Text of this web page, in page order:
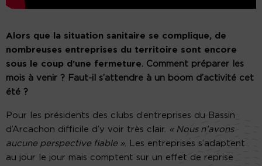
Alors que la situation sanitaire se complique, de
nombreuses entreprises du territoire sont encore
sous le coup d’une fermeture. Comment préparer les
mois à venir ? Faut-il s’attendre à un boom d’activité cet
été ?
Pour les présidents des clubs d’entreprises du Bassin
d’Arcachon difficile d’y voir très clair.
« Nous n’avons
aucune perspective fiable » . Les entreprises s’adaptent
au jour le jour mais comptent sur un effet de reprise